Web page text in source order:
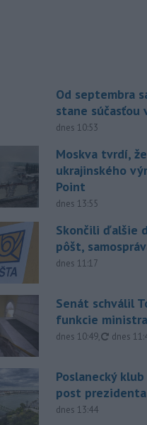
Od septembra
stane súčasťou
dnes 10:53
Moskva tvrdí,
ukrajinského
Point
dnes 13:55
Skončili ďalšie
pôšt,
dnes 11:17
Senát schválil
funkcie
dnes 10:49, dnes
Poslanecký
post prezidenta
dnes 13:44